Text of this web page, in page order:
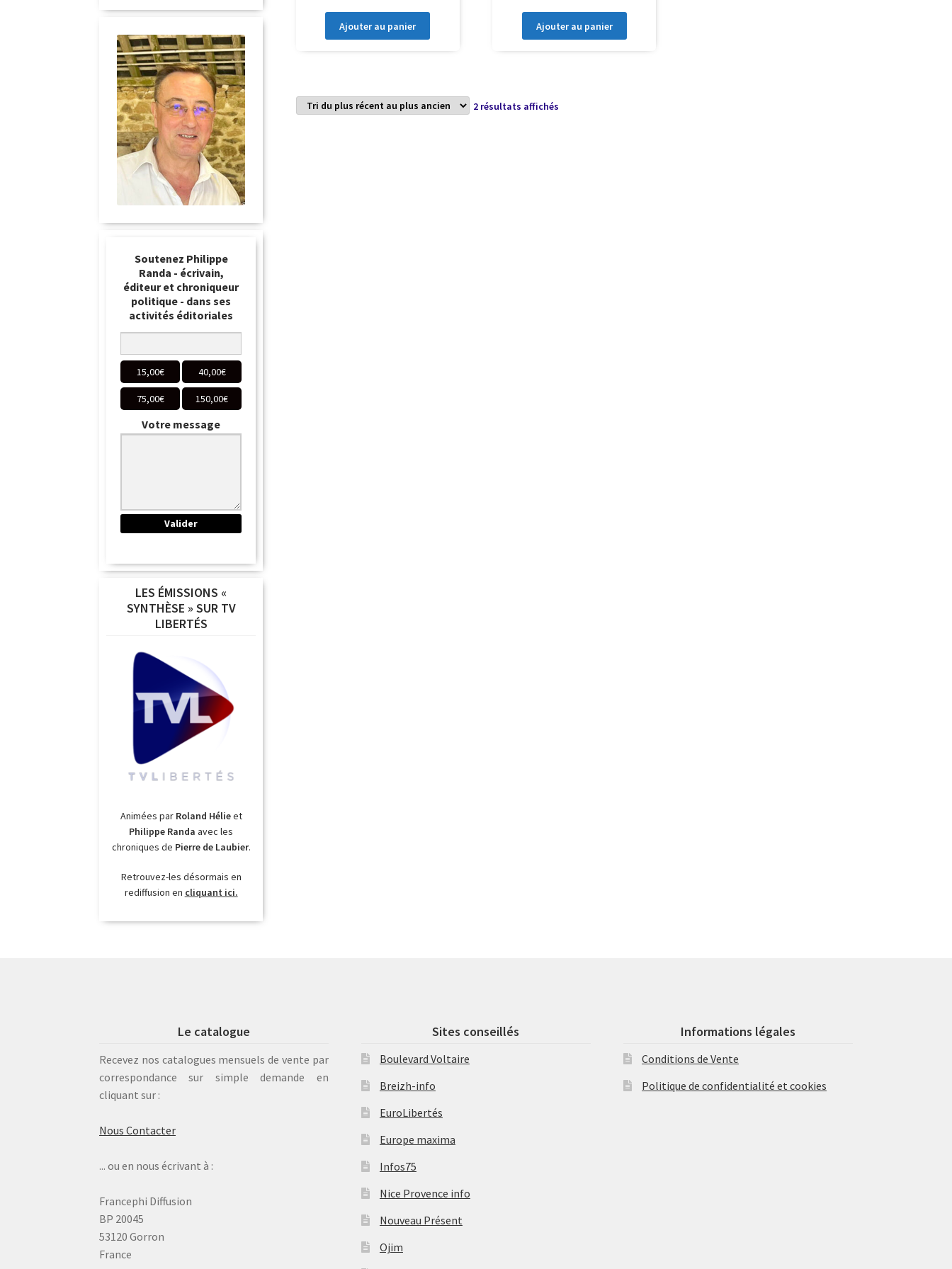
Ajouter au panier Ajouter au panier
2 résultats affichésTrié
Soutenez Philippe
Randa - écrivain,
éditeur et chroniqueur
politique - dans ses
activités éditoriales
15,00€ 40,00€
75,00€ 150,00€
Votre message
LES ÉMISSIONS «
SYNTHÈSE » SUR TV
LIBERTÉS
Animées par Roland Hélieet
Philippe Randa avec les
chroniques de Pierre de Laubier.
Retrouvez-les désormais en
rediffusion en cliquant ici.
Le catalogue
Recevez nos catalogues mensuels de vente par
correspondance sur simple demande en
cliquant sur :
Nous Contacter
... ou en nous écrivant à :
Francephi Diffusion
BP 20045
53120 Gorron
France
Sites conseillés
Boulevard Voltaire
Breizh-info
EuroLibertés
Europe maxima
Infos75
Nice Provence info
Nouveau Présent
Ojim
Informations légales
Conditions de Vente
Politique de confidentialité et cookies